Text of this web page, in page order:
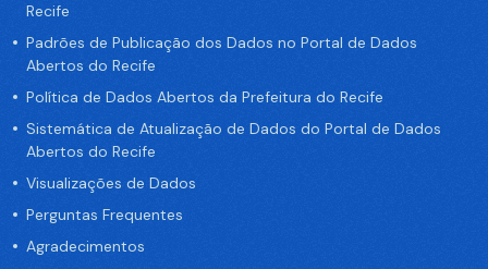
Recife
Padrões de Publicação dos Dados no Portal de Dados
Abertos do Recife
Política de Dados Abertos da Prefeitura do Recife
Sistemática de Atualização de Dados do Portal de Dados
Abertos do Recife
Visualizações de Dados
Perguntas Frequentes
Agradecimentos